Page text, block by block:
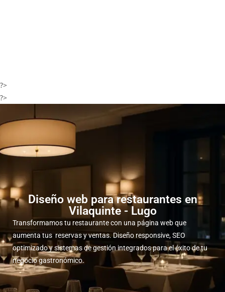
?>
?>
Diseño web para restaurantes en
Vilaquinte - Lugo
Transformamos tu restaurante con una página web que
aumenta tus reservas y ventas. Diseño responsive, SEO
optimizado y sistemas de gestión integrados para el éxito de tu
negocio gastronómico.